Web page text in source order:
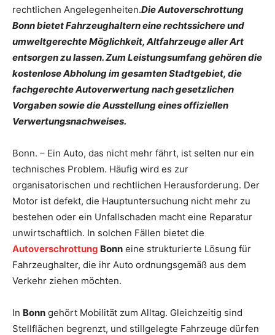
rechtlichen Angelegenheiten.Die Autoverschrottung
Bonn bietet Fahrzeughaltern eine rechtssichere und
umweltgerechte Möglichkeit, Altfahrzeuge aller Art
entsorgen zu lassen. Zum Leistungsumfang gehören die
kostenlose Abholung im gesamten Stadtgebiet, die
fachgerechte Autoverwertung nach gesetzlichen
Vorgaben sowie die Ausstellung eines offiziellen
Verwertungsnachweises.
Bonn. – Ein Auto, das nicht mehr fährt, ist selten nur ein
technisches Problem. Häufig wird es zur
organisatorischen und rechtlichen Herausforderung. Der
Motor ist defekt, die Hauptuntersuchung nicht mehr zu
bestehen oder ein Unfallschaden macht eine Reparatur
unwirtschaftlich. In solchen Fällen bietet die
Autoverschrottung Bonn eine strukturierte Lösung für
Fahrzeughalter, die ihr Auto ordnungsgemäß aus dem
Verkehr ziehen möchten.
In Bonn gehört Mobilität zum Alltag. Gleichzeitig sind
Stellflächen begrenzt, und stillgelegte Fahrzeuge dürfen